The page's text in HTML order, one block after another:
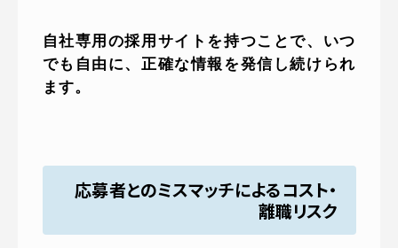
自社専用の採用サイトを持つことで、いつ
でも自由に、正確な情報を発信し続けられ
ます。
応募者とのミスマッチによるコスト・
離職リスク